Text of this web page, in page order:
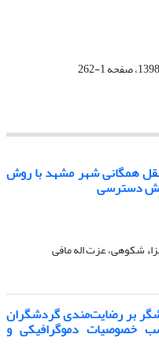
همگانی شهر مشهد با روش
دسترسی
شکوهی، عزت اله مافی
بر رضایت‌مندی گردشگران
خصوصیات دموگرافیکی و